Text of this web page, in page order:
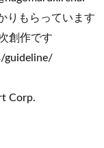
りもらっています
創作です
guideline/
Corp.